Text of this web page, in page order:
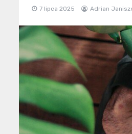
7 lipca 2025 Adrian